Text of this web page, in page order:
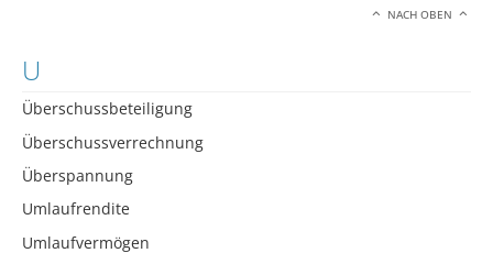
NACH OBEN
U
Überschussbeteiligung
Überschussverrechnung
Überspannung
Umlaufrendite
Umlaufvermögen